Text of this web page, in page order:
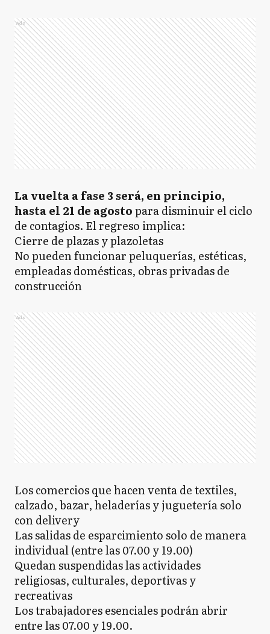
Ads
La vuelta a fase 3 será, en principio,
hasta el 21 de agostopara disminuir el ciclo
de contagios. El regreso implica:
Cierre de plazas y plazoletas
No pueden funcionar peluquerías, estéticas,
empleadas domésticas, obras privadas de
construcción
Ads
Los comercios que hacen venta de textiles,
calzado, bazar, heladerías y juguetería solo
con delivery
Las salidas de esparcimiento solo de manera
individual (entre las 07.00 y 19.00)
Quedan suspendidas las actividades
religiosas, culturales, deportivas y
recreativas
Los trabajadores esenciales podrán abrir
entre las 07.00 y 19.00.